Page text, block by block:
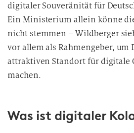
digitaler Souveränität für
Ein Ministerium allein könne
nicht stemmen – Wildberger
vor allem als Rahmengeber, um
attraktiven Standort für digitale
machen.
Was ist digitaler